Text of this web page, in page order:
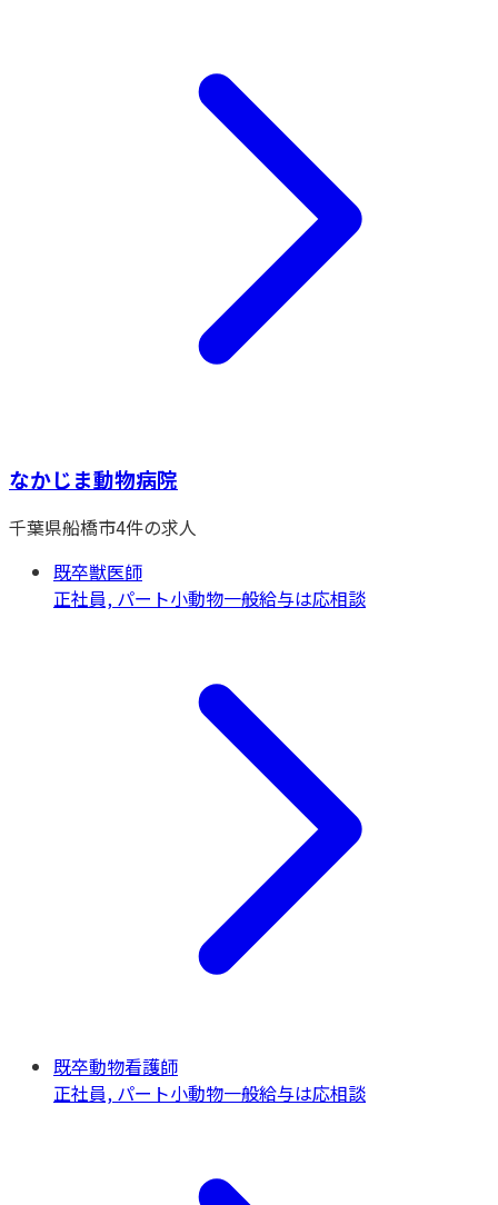
なかじま動物病院
千葉県船橋市4件の求人
既卒獣医師
正社員, パート小動物一般給与は応相談
既卒動物看護師
正社員, パート小動物一般給与は応相談